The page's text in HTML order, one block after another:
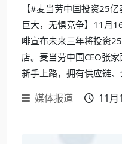
【#麦当劳中国投资25
巨大，无惧竞争】11月
啡宣布未来三年将投资
店。麦当劳中国CEO张
新手上路，拥有供应链
媒体报道 11月